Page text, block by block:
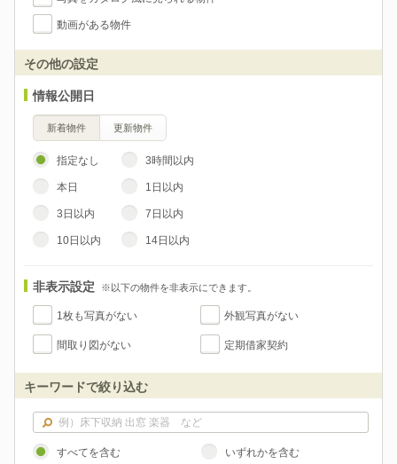
動画がある物件
その他の設定
情報公開日
新着物件 更新物件
指定なし 3時間以内
本日 1日以内
3日以内 7日以内
10日以内 14日以内
非表示設定 ※以下の物件を非表示にできます。
1枚も写真がない 外観写真がない
間取り図がない 定期借家契約
キーワードで絞り込む
すべてを含む いずれかを含む